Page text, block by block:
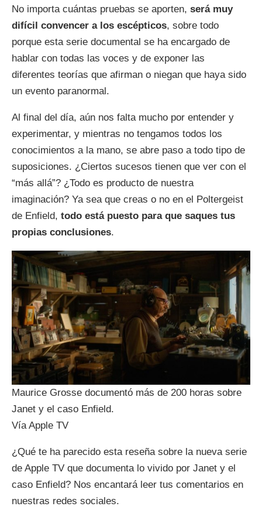
No importa cuántas pruebas se aporten, será muy
difícil convencer a los escépticos, sobre todo
porque esta serie documental se ha encargado de
hablar con todas las voces y de exponer las
diferentes teorías que afirman o niegan que haya sido
un evento paranormal.
Al final del día, aún nos falta mucho por entender y
experimentar, y mientras no tengamos todos los
conocimientos a la mano, se abre paso a todo tipo de
suposiciones. ¿Ciertos sucesos tienen que ver con el
“más allá”? ¿Todo es producto de nuestra
imaginación? Ya sea que creas o no en el Poltergeist
de Enfield, todo está puesto para que saques tus
propias conclusiones.
Maurice Grosse documentó más de 200 horas sobre
Janet y el caso Enfield.
Vía Apple TV
¿Qué te ha parecido esta reseña sobre la nueva serie
de Apple TV que documenta lo vivido por Janet y el
caso Enfield? Nos encantará leer tus comentarios en
nuestras redes sociales.